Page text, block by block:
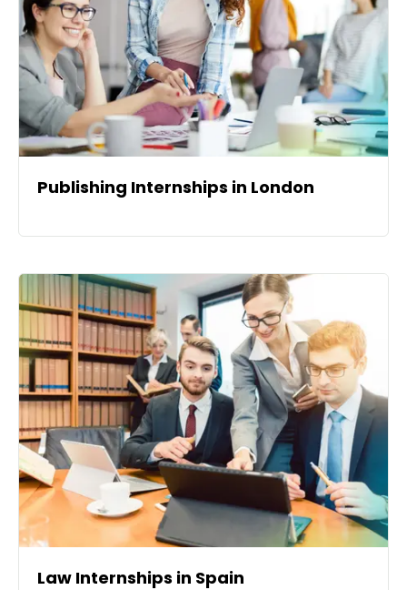
Publishing Internships in London
Law Internships in Spain